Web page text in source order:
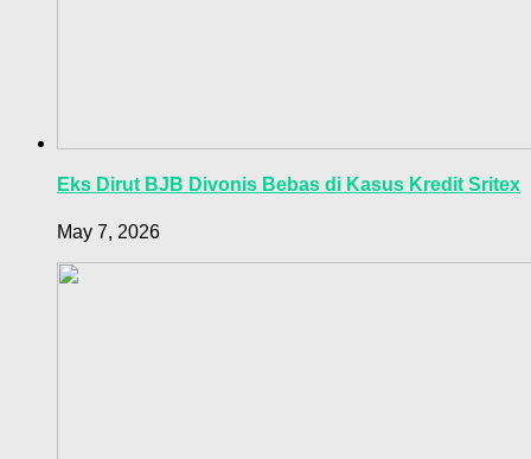
Eks Dirut BJB Divonis Bebas di Kasus Kredit Sritex
May 7, 2026